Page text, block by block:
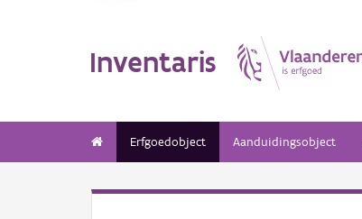
Inventaris
Erfgoedobject Aanduidingsobject